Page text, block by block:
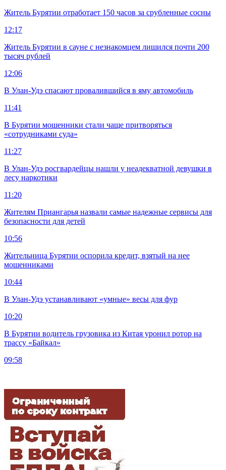
Житель Бурятии отработает 150 часов за срубленные сосны
12:17
Житель Бурятии в сауне с незнакомцем лишился почти 200
тысяч рублей
12:06
В Улан-Удэ спасают провалившийся в яму автомобиль
11:41
В Бурятии мошенники стали чаще притворяться
«сотрудниками суда»
11:27
В Улан-Удэ росгвардейцы нашли у неадекватной девушки в
лесу наркотики
11:20
Жителям Приангарья назвали самые надежные сервисы для
безопасности для детей
10:56
Жительница Бурятии оспорила кредит, взятый на нее
мошенниками
10:44
В Улан-Удэ устанавливают «умные» весы для фур
10:20
В Бурятии водитель грузовика из Китая уронил ротор на
трассу «Байкал»
09:58